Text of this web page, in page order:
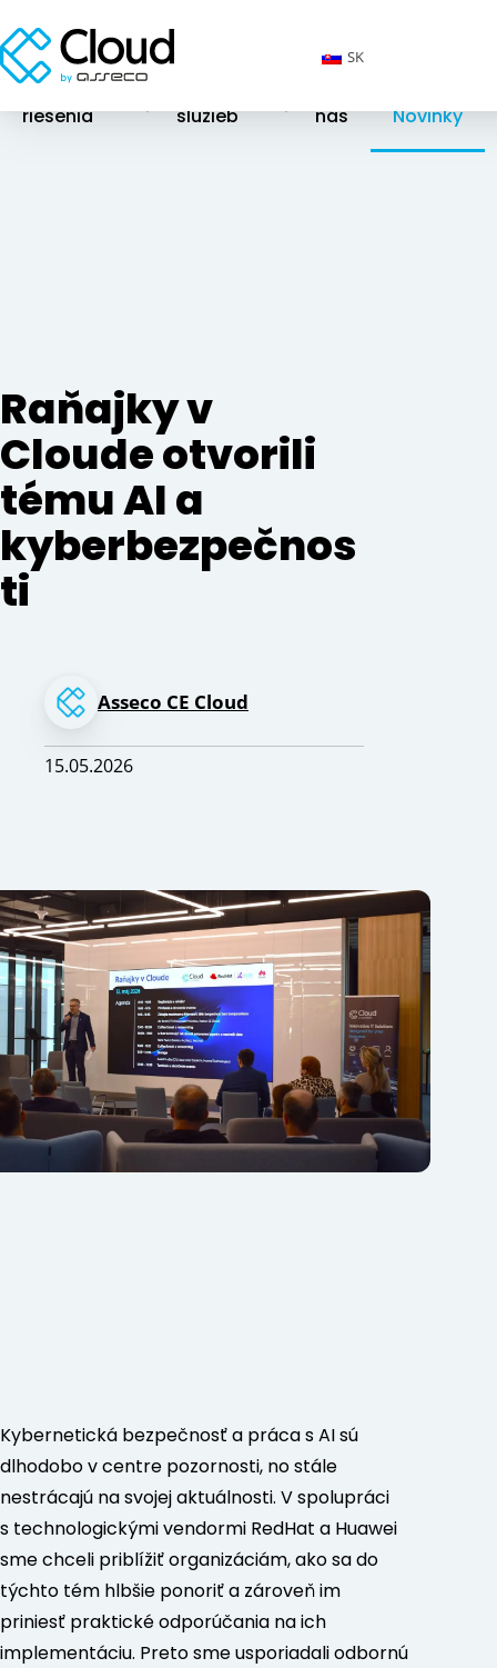
riešenia služieb nás Novinky
Raňajky v
Cloude otvorili
tému AI a
kyberbezpečnos
ti
Asseco CE Cloud
15.05.2026
Kybernetická bezpečnosť a práca s AI sú
dlhodobo v centre pozornosti, no stále
nestrácajú na svojej aktuálnosti. V spolupráci
s technologickými vendormi RedHat a Huawei
sme chceli priblížiť organizáciám, ako sa do
týchto tém hlbšie ponoriť a zároveň im
priniesť praktické odporúčania na ich
implementáciu. Preto sme usporiadali odbornú
SK